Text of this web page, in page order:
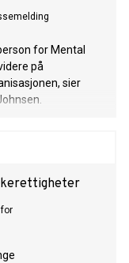
for Mental
på
sier